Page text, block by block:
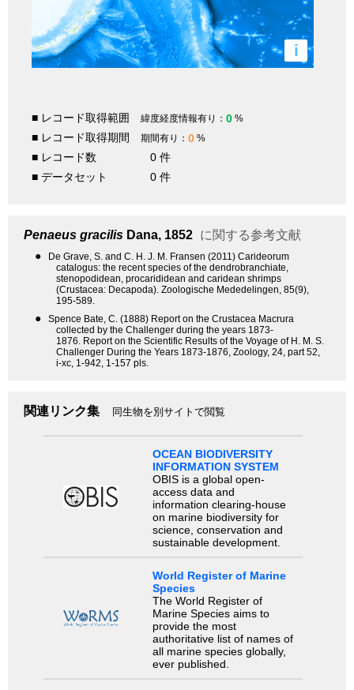
i
■ レコード取得範囲 緯度経度情報有り： 0 %
■ レコード取得期間 期間有り： 0 %
■ レコード数
0 件
■ データセット
0 件
Penaeus gracilis Dana, 1852 に関する参考文献
●
De Grave, S. and C. H. J. M. Fransen (2011) Carideorum
catalogus: the recent species of the dendrobranchiate,
stenopodidean, procarididean and caridean shrimps
(Crustacea: Decapoda). Zoologische Mededelingen, 85(9),
195-589.
●
Spence Bate, C. (1888) Report on the Crustacea Macrura
collected by the Challenger during the years 1873-
1876. Report on the Scientific Results of the Voyage of H. M. S.
Challenger During the Years 1873-1876, Zoology, 24, part 52,
i-xc, 1-942, 1-157 pls.
関連リンク集 同生物を別サイトで閲覧
OCEAN BIODIVERSITY
INFORMATION SYSTEM
OBIS is a global open-
access data and
information clearing-house
on marine biodiversity for
science, conservation and
sustainable development.
World Register of Marine
Species
The World Register of
Marine Species aims to
provide the most
authoritative list of names of
all marine species globally,
ever published.